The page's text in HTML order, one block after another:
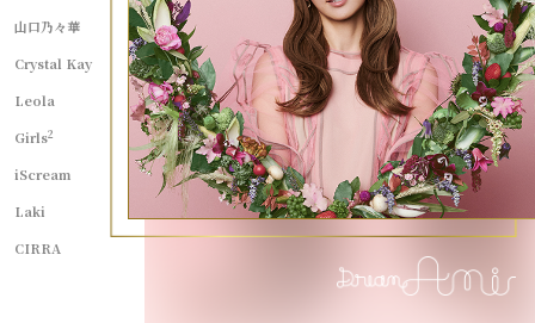
山口乃々華
Crystal Kay
Leola
Girls2
iScream
Laki
CIRRA